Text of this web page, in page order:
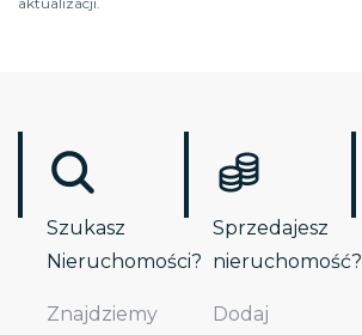
Szukasz
Nieruchomości?
Znajdziemy
Sprzedajesz
nieruchomość?
Dodaj